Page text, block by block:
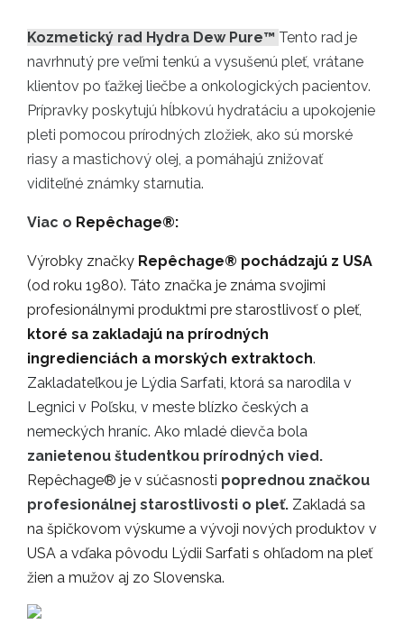
Kozmetický rad Hydra Dew Pure™ Tento rad je
navrhnutý pre veľmi tenkú a vysušenú pleť, vrátane
klientov po ťažkej liečbe a onkologických pacientov.
Prípravky poskytujú hĺbkovú hydratáciu a upokojenie
pleti pomocou prírodných zložiek, ako sú morské
riasy a mastichový olej, a pomáhajú znižovať
viditeľné známky starnutia.
Viac o Repêchage®:
Výrobky značky Repêchage® pochádzajú z USA
(od roku 1980). Táto značka je známa svojimi
profesionálnymi produktmi pre starostlivosť o pleť,
ktoré sa zakladajú na prírodných
ingredienciách a morských extraktoch.
Zakladateľkou je Lýdia Sarfati, ktorá sa narodila v
Legnici v Poľsku, v meste blízko českých a
nemeckých hraníc. Ako mladé dievča bola
zanietenou študentkou prírodných vied.
Repêchage® je v súčasnosti poprednou značkou
profesionálnej starostlivosti o pleť. Zakladá sa
na špičkovom výskume a vývoji nových produktov v
USA a vďaka pôvodu Lýdii Sarfati s ohľadom na pleť
žien a mužov aj zo Slovenska.